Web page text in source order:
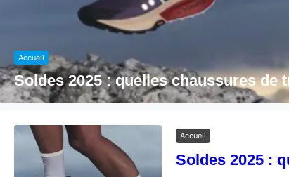
Accueil
Soldes 2025 : quelles chaussures de
Accueil
Soldes 2025 :